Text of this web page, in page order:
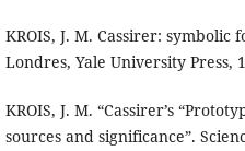
KROIS, J. M. Cassirer:
Londres, Yale University Press,
KROIS, J. M. “Cassirer’s
sources and significance”.